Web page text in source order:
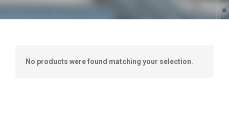
No products were found matching your selection.